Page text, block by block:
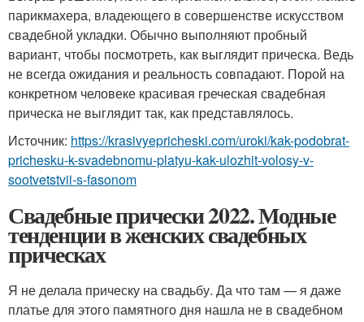
парикмахера, владеющего в совершенстве искусством
свадебной укладки. Обычно выполняют пробный
вариант, чтобы посмотреть, как выглядит прическа. Ведь
не всегда ожидания и реальность совпадают. Порой на
конкретном человеке красивая греческая свадебная
прическа не выглядит так, как представлялось.
Источник: https://krasivyepricheski.com/uroki/kak-podobrat-
prichesku-k-svadebnomu-platyu-kak-ulozhit-volosy-v-
sootvetstvii-s-fasonom
Свадебные прически 2022. Модные
тенденции в женских свадебных
прическах
Я не делала прическу на свадьбу. Да что там — я даже
платье для этого памятного дня нашла не в свадебном